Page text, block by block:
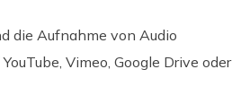
die Aufnahme von Audio
Vimeo, Google Drive oder